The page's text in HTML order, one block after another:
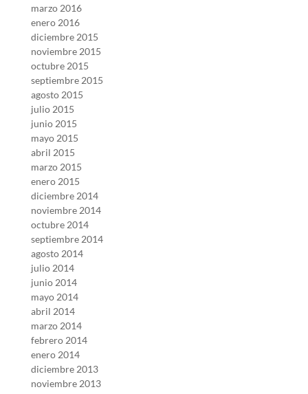
marzo 2016
enero 2016
diciembre 2015
noviembre 2015
octubre 2015
septiembre 2015
agosto 2015
julio 2015
junio 2015
mayo 2015
abril 2015
marzo 2015
enero 2015
diciembre 2014
noviembre 2014
octubre 2014
septiembre 2014
agosto 2014
julio 2014
junio 2014
mayo 2014
abril 2014
marzo 2014
febrero 2014
enero 2014
diciembre 2013
noviembre 2013